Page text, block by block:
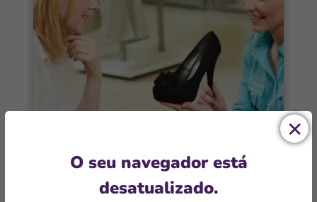
8 caminhos para o varejo de
calçados vender mais no Dia das
O seu navegador está
desatualizado.